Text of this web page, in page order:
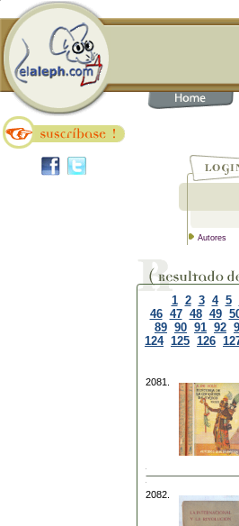
Autores
1 2 3 4 5
46 47 48 49
89 90 91 92
124 125 126
2081.
2082.